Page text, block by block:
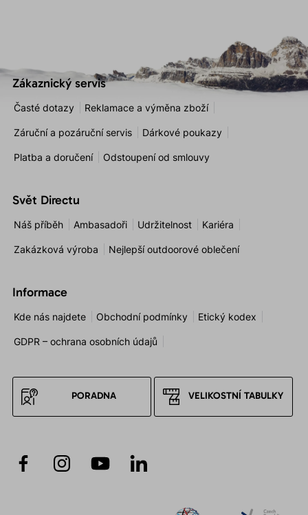
Zákaznický servis
Časté dotazy Reklamace a výměna zboží
Záruční a pozáruční servis Dárkové poukazy
Platba a doručení Odstoupení od smlouvy
Svět Directu
Náš příběh Ambasadoři Udržitelnost Kariéra
Zakázková výroba Nejlepší outdoorové oblečení
Informace
Kde nás najdete Obchodní podmínky Etický kodex
GDPR – ochrana osobních údajů
PORADNA VELIKOSTNÍ TABULKY